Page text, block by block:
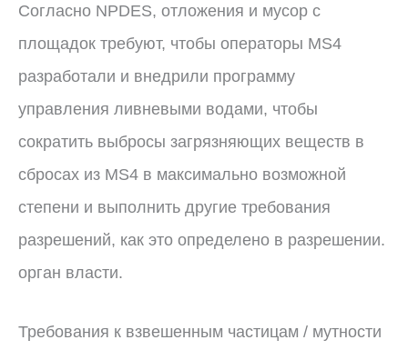
Согласно NPDES, отложения и мусор с
площадок требуют, чтобы операторы MS4
разработали и внедрили программу
управления ливневыми водами, чтобы
сократить выбросы загрязняющих веществ в
сбросах из MS4 в максимально возможной
степени и выполнить другие требования
разрешений, как это определено в разрешении.
орган власти.
Требования к взвешенным частицам / мутности